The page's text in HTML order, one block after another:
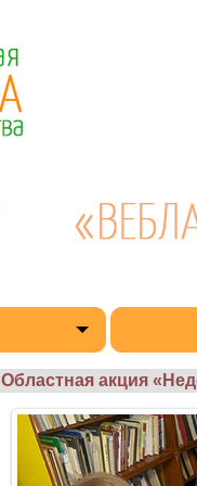
Областная акция